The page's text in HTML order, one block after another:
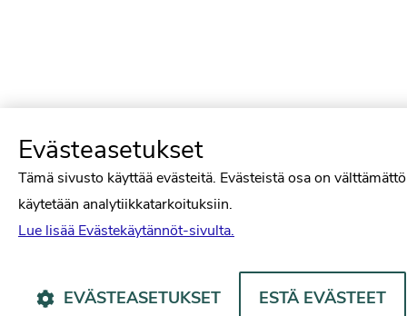
Evästeasetukset
Tämä sivusto käyttää evästeitä. Evästeistä osa on
käytetään analytiikkatarkoituksiin.
Lue lisää Evästekäytännöt-sivulta.
EVÄSTEASETUKSET ESTÄ EVÄSTEET